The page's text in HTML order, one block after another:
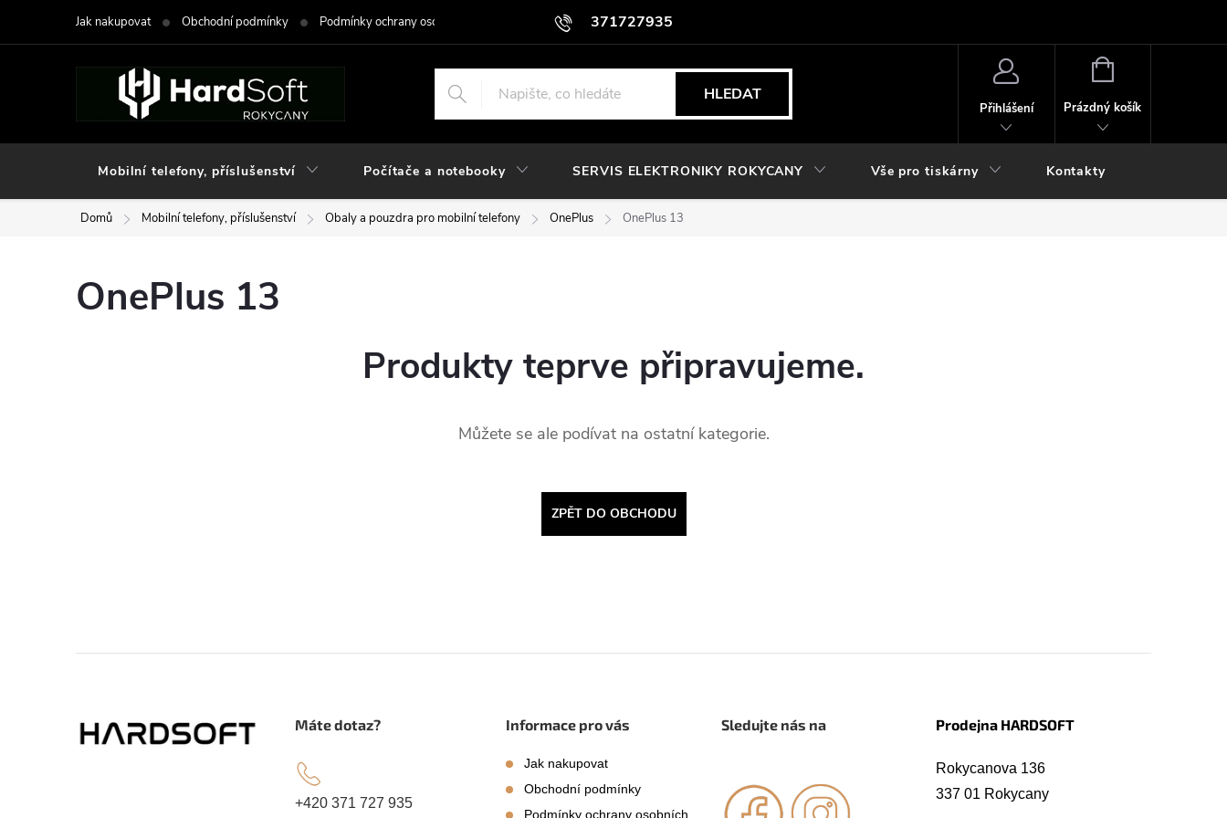
371727935
Jak nakupovat Obchodní podmínky Podmínky ochrany osobních údajů
HLEDAT
Přihlášení
NÁKUPNÍ
Prázdný košík
Mobilní telefony, příslušenství Počítače a notebooky SERVIS ELEKTRONIKY ROKYCANY Vše pro tiskárny Kontakty
Domů Mobilní telefony, příslušenství Obaly a pouzdra pro mobilní telefony OnePlus OnePlus 13
OnePlus 13
Produkty teprve připravujeme.
Můžete se ale podívat na ostatní kategorie.
ZPĚT DO OBCHODU
Máte dotaz?
+420 371 727 935
Informace pro vás
Jak nakupovat
Obchodní podmínky
Podmínky ochrany osobních
Sledujte nás na Prodejna HARDSOFT
Rokycanova 136
337 01 Rokycany